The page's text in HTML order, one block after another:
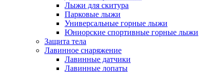
Лыжи для скитура
Парковые лыжи
Универсальные горные лыжи
Юниорские спортивные горные лыжи
Защита тела
Лавинное снаряжение
Лавинные датчики
Лавинные лопаты